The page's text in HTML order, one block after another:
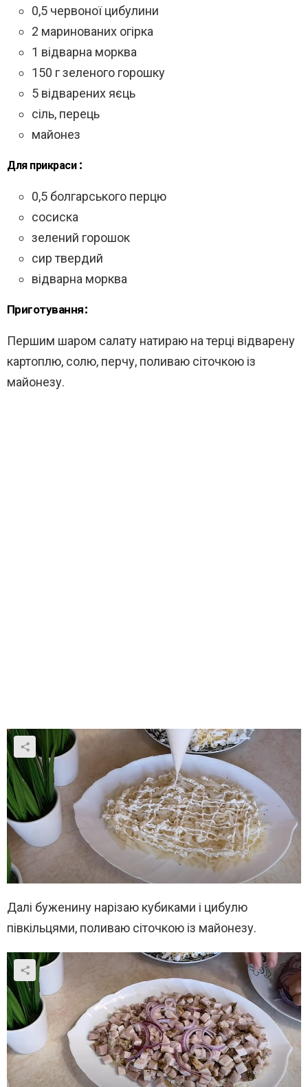
0,5 червоної цибулини
2 маринованих огірка
1 відварна морква
150 г зеленого горошку
5 відварених яєць
сіль, перець
майонез
Для прикраси :
0,5 болгарського перцю
сосиска
зелений горошок
сир твердий
відварна морква
Приготування:
Першим шаром салату натираю на терці відварену
картоплю, солю, перчу, поливаю сіточкою із
майонезу.
Далі буженину нарізаю кубиками і цибулю
півкільцями, поливаю сіточкою із майонезу.